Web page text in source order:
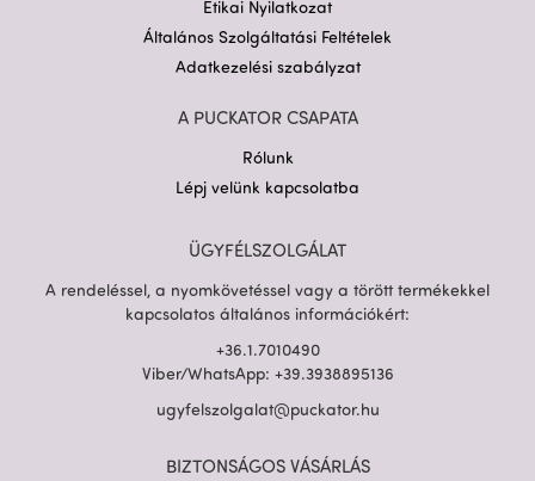
Etikai Nyilatkozat
Általános Szolgáltatási Feltételek
Adatkezelési szabályzat
A PUCKATOR CSAPATA
Rólunk
Lépj velünk kapcsolatba
ÜGYFÉLSZOLGÁLAT
A rendeléssel, a nyomkövetéssel vagy a törött termékekkel
kapcsolatos általános információkért:
+36.1.7010490
Viber/WhatsApp: +39.3938895136
ugyfelszolgalat@puckator.hu
BIZTONSÁGOS VÁSÁRLÁS